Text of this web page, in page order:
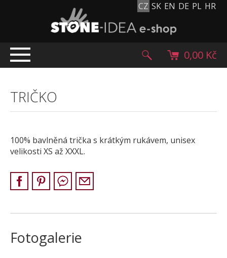
CZ SK EN DE PL HR
TOP NABÍDKA
PRODUKTY
Dlažební kostky
Lávové kameny
Kamenný koberec
Pískovec
0,00 Kč
TRIČKO
100% bavlněná trička s krátkým rukávem, unisex
velikosti XS až XXXL.
Fotogalerie